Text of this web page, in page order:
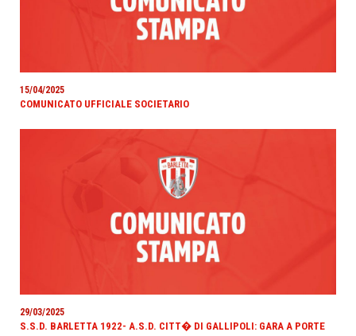
15/04/2025
COMUNICATO UFFICIALE SOCIETARIO
29/03/2025
S.S.D. BARLETTA 1922- A.S.D. CITT� DI GALLIPOLI: GARA A PORTE